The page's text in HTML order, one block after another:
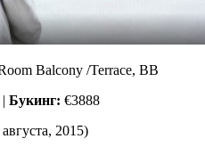
Balcony /Terrace, ВВ
Букинг: €3888
2015)